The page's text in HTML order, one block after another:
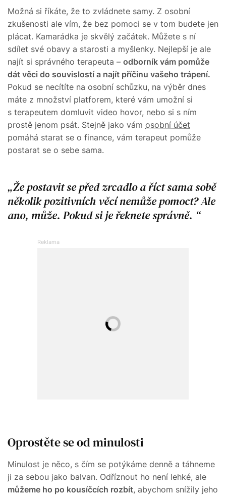
Možná si říkáte, že to zvládnete samy. Z osobní
zkušenosti ale vím, že bez pomoci se v tom budete jen
plácat. Kamarádka je skvělý začátek. Můžete s ní
sdílet své obavy a starosti a myšlenky. Nejlepší je ale
najít si správného terapeuta – odborník vám pomůže
dát věci do souvislostí a najít příčinu vašeho trápení.
Pokud se necítíte na osobní schůzku, na výběr dnes
máte z množství platforem, které vám umožní si
s terapeutem domluvit video hovor, nebo si s ním
prostě jenom psát. Stejně jako vám osobní účet
pomáhá starat se o finance, vám terapeut pomůže
postarat se o sebe sama.
Že postavit se před zrcadlo a říct sama sobě
několik pozitivních věcí nemůže pomoct? Ale
ano, může. Pokud si je řeknete správně.
Oprostěte se od minulosti
Minulost je něco, s čím se potýkáme denně a táhneme
ji za sebou jako balvan. Odříznout ho není lehké, ale
můžeme ho po kousíčcích rozbít, abychom snížily jeho